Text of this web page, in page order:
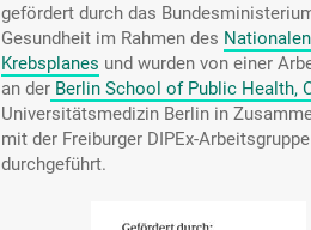
gefördert durch das
Gesundheit im Rahmen des Nationalen
Krebsplanes und wurden von einer
an der Berlin School of Public Health,
Universitätsmedizin Berlin in
mit der Freiburger DIPEx-Arbeitsgruppe
durchgeführt.